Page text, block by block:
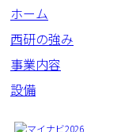
ホーム
西研の強み
事業内容
設備